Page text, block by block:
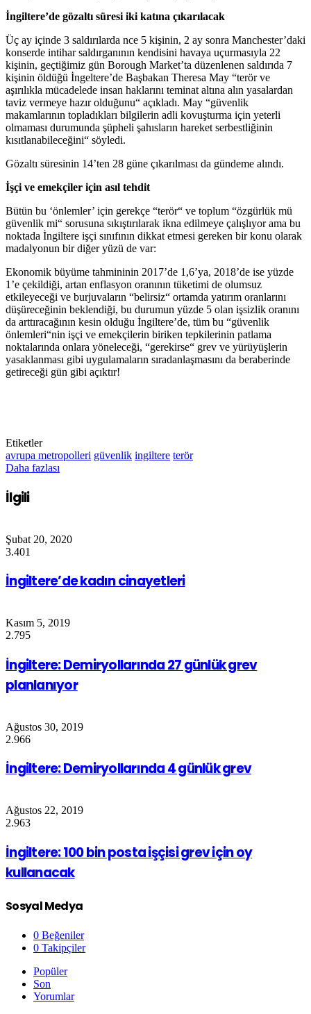
İngiltere’de gözaltı süresi iki katına çıkarılacak
Üç ay içinde 3 saldırılarda nce 5 kişinin, 2 ay sonra Manchester’daki
konserde intihar saldırganının kendisini havaya uçurmasıyla 22
kişinin, geçtiğimiz gün Borough Market’ta düzenlenen saldırıda 7
kişinin öldüğü İngeltere’de Başbakan Theresa May “terör ve
aşırılıkla mücadelede insan haklarını teminat altına alın yasalardan
taviz vermeye hazır olduğunu“ açıkladı. May “güvenlik
makamlarının topladıkları bilgilerin adli kovuşturma için yeterli
olmaması durumunda şüpheli şahısların hareket serbestliğinin
kısıtlanabileceğini“ söyledi.
Gözaltı süresinin 14’ten 28 güne çıkarılması da gündeme alındı.
İşçi ve emekçiler için asıl tehdit
Bütün bu ‘önlemler’ için gerekçe “terör“ ve toplum “özgürlük mü
güvenlik mi“ sorusuna sıkıştırılarak ikna edilmeye çalışlıyor ama bu
noktada İngiltere işçi sınıfının dikkat etmesi gereken bir konu olarak
madalyonun bir diğer yüzü de var:
Ekonomik büyüme tahmininin 2017’de 1,6’ya, 2018’de ise yüzde
1’e çekildiği, artan enflasyon oranının tüketimi de olumsuz
etkileyeceği ve burjuvaların “belirsiz“ ortamda yatırım oranlarını
düşüreceğinin beklendiği, bu durumun yüzde 5 olan işsizlik oranını
da arttıracağının kesin olduğu İngiltere’de, tüm bu “güvenlik
önlemleri“nin işçi ve emekçilerin biriken tepkilerinin patlama
noktalarında onlara yöneleceği, “gerekirse“ grev ve yürüyüşlerin
yasaklanması gibi uygulamaların sıradanlaşmasını da beraberinde
getireceği gün gibi açıktır!
Etiketler
avrupa metropolleri güvenlik ingiltere terör
Daha fazlası
İlgili
Şubat 20, 2020
3.401
İngiltere’de kadın cinayetleri
Kasım 5, 2019
2.795
İngiltere: Demiryollarında 27 günlük grev
planlanıyor
Ağustos 30, 2019
2.966
İngiltere: Demiryollarında 4 günlük grev
Ağustos 22, 2019
2.963
İngiltere: 100 bin posta işçisi grev için oy
kullanacak
Sosyal Medya
0 Beğeniler
0 Takipçiler
Popüler
Son
Yorumlar